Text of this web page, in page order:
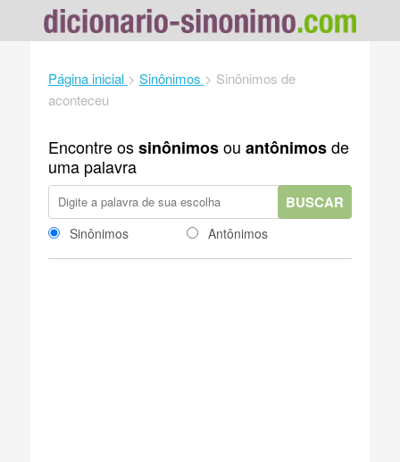
Página inicial > Sinônimos > Sinônimos de
aconteceu
Encontre ossinônimosou antônimosde
uma palavra
BUSCAR
Sinônimos Antônimos